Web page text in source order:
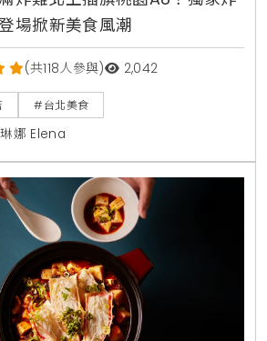
場掀新美食風潮
(共118人參與) 2,042
#台北美食
娜 Elena